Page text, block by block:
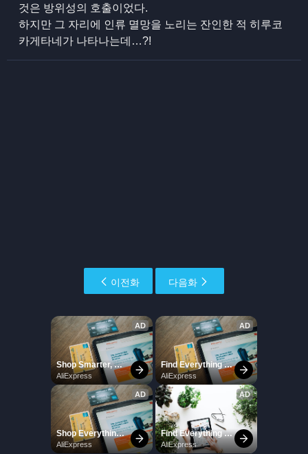
것은 방위성의 호출이었다.
하지만 그 자리에 인류 멸망을 노리는 잔인한 적 히루코
카게타네가 나타나는데…?!
이전화 다음화